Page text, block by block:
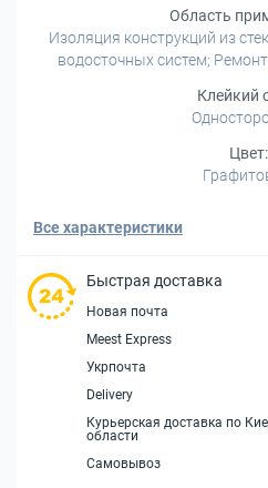
Область
Изоляция конструкций из
водосточных систем;
Клейкий
Цвет:
Все характеристики
Быстрая доставка
Новая почта
Meest Express
Укрпочта
Delivery
Курьерская доставка по
области
Самовывоз